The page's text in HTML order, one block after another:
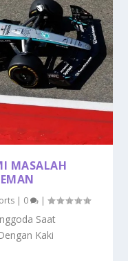
MASALAH
| 0 |
Saat
Kaki